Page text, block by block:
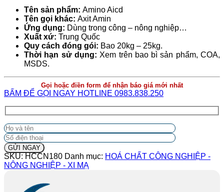
Tên sản phẩm: Amino Aicd
Tên gọi khác: Axit Amin
Ứng dụng: Dùng trong công – nông nghiệp…
Xuất xứ: Trung Quốc
Quy cách đóng gói: Bao 20kg – 25kg.
Thời hạn sử dụng: Xem trên bao bì sản phẩm, COA,
MSDS.
Gọi hoặc điền form để nhận báo giá mới nhất
BẤM ĐỂ GỌI NGAY HOTLINE 0983.838.250
SKU: HCCN180 Danh mục: HOÁ CHẤT CÔNG NGHIỆP -
NÔNG NGHIỆP - XI MẠ